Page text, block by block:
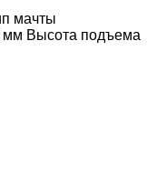
мачты
мм Высота подъема